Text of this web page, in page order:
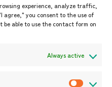
experience, analyze traffic,
agree," you consent to the use of
be able to use the contact form on
Always active